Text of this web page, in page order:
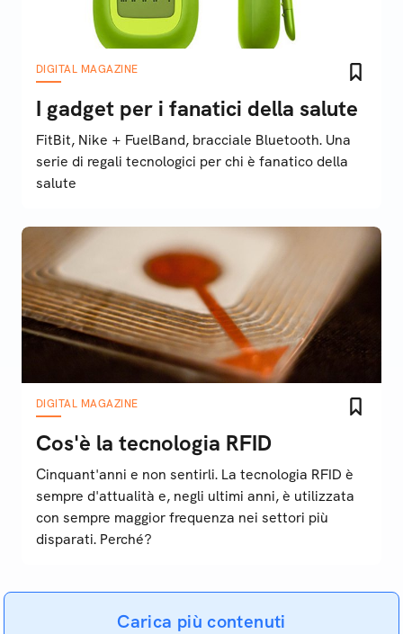
DIGITAL MAGAZINE
I gadget per i fanatici della salute
FitBit, Nike + FuelBand, bracciale Bluetooth. Una
serie di regali tecnologici per chi è fanatico della
salute
DIGITAL MAGAZINE
Cos'è la tecnologia RFID
Cinquant'anni e non sentirli. La tecnologia RFID è
sempre d'attualità e, negli ultimi anni, è utilizzata
con sempre maggior frequenza nei settori più
disparati. Perché?
Carica più contenuti